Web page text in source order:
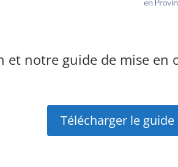
et notre guide de mise en
Télécharger le